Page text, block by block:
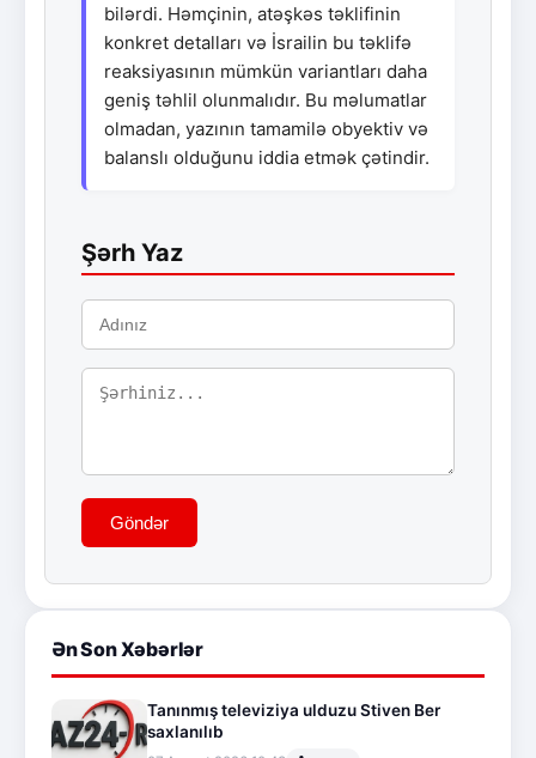
bilərdi. Həmçinin, atəşkəs təklifinin
konkret detalları və İsrailin bu təklifə
reaksiyasının mümkün variantları daha
geniş təhlil olunmalıdır. Bu məlumatlar
olmadan, yazının tamamilə obyektiv və
balanslı olduğunu iddia etmək çətindir.
Şərh Yaz
Göndər
Ən Son Xəbərlər
Tanınmış televiziya ulduzu Stiven Ber
saxlanılıb